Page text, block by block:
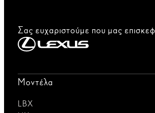
Σας ευχαριστούμε που μας
Μοντέλα
LBX